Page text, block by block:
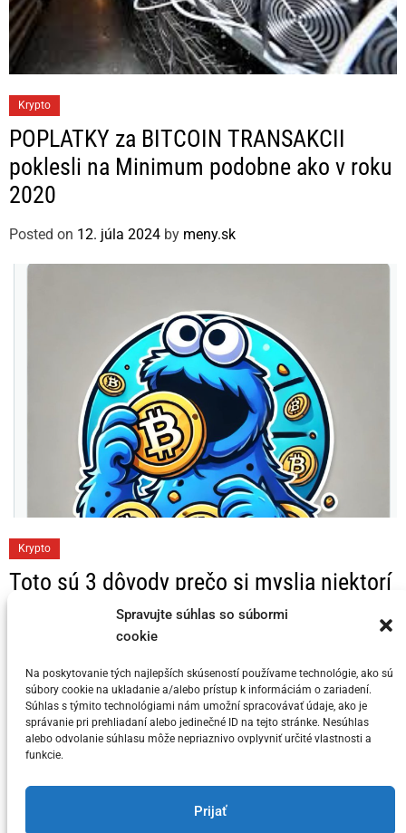
Spravujte súhlas so súbormi
cookie
Na poskytovanie tých najlepších skúseností používame technológie, ako sú
súbory cookie na ukladanie a/alebo prístup k informáciám o zariadení.
Súhlas s týmito technológiami nám umožní spracovávať údaje, ako je
správanie pri prehliadaní alebo jedinečné ID na tejto stránke. Nesúhlas
alebo odvolanie súhlasu môže nepriaznivo ovplyvniť určité vlastnosti a
funkcie.
Prijať
a
t
e
g
r
Krypto
POPLATKY za BITCOIN TRANSAKCII
poklesli na Minimum podobne ako v roku
2020
Posted on 12. júla 2024 by meny.sk
a
Krypto
Toto sú 3 dôvody prečo si myslia niektorí
KRYPTO Analytici, že Bitcoin dosahuje
svoj vrchol v tomto cykle
Posted on5. júla 2024 bymeny.sk